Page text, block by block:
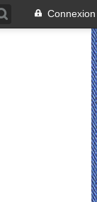
Connexion